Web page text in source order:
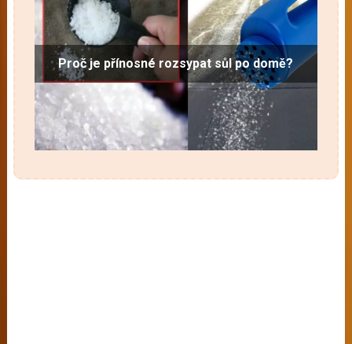
Proč je přínosné rozsypat sůl po domě?